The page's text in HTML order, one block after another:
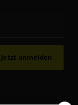
Jetzt anmelden